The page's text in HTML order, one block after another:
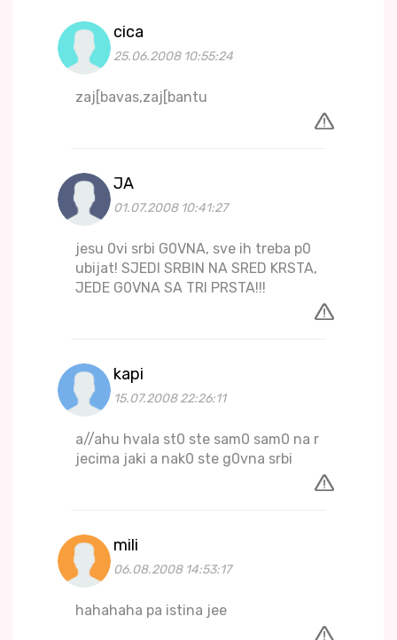
cica
25.06.2008 10:55:24
zaj[bavas,zaj[bantu
JA
01.07.2008 10:41:27
jesu 0vi srbi G0VNA, sve ih treba p0
ubijat! SJEDI SRBIN NA SRED KRSTA,
JEDE G0VNA SA TRI PRSTA!!!
kapi
15.07.2008 22:26:11
a//ahu hvala st0 ste sam0 sam0 na r
jecima jaki a nak0 ste g0vna srbi
mili
06.08.2008 14:53:17
hahahaha pa istina jee